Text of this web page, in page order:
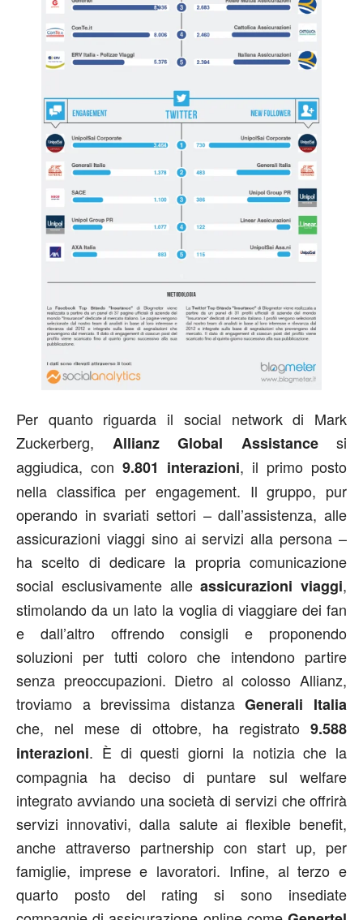
Per quanto riguarda il social network di Mark
Zuckerberg, Allianz Global Assistance si
aggiudica, con 9.801 interazioni, il primo posto
nella classifica per engagement. Il gruppo, pur
operando in svariati settori – dall’assistenza, alle
assicurazioni viaggi sino ai servizi alla persona –
ha scelto di dedicare la propria comunicazione
social esclusivamente alleassicurazioni viaggi,
stimolando da un lato la voglia di viaggiare dei fan
e dall’altro offrendo consigli e proponendo
soluzioni per tutti coloro che intendono partire
senza preoccupazioni. Dietro al colosso Allianz,
troviamo a brevissima distanzaGenerali Italia
che, nel mese di ottobre, ha registrato 9.588
interazioni. È di questi giorni la notizia che la
compagnia ha deciso di puntare sul welfare
integrato avviando una società di servizi che offrirà
servizi innovativi, dalla salute ai flexible benefit,
anche attraverso partnership con start up, per
famiglie, imprese e lavoratori. Infine, al terzo e
quarto posto del rating si sono insediate